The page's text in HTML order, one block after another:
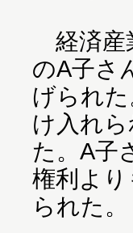
経済産
のA子さ
げられ
け入れ
た。A子
権利よ
られた。